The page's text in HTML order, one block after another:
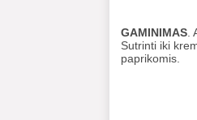
GAMINIMAS
Sutrinti iki
paprikomis.